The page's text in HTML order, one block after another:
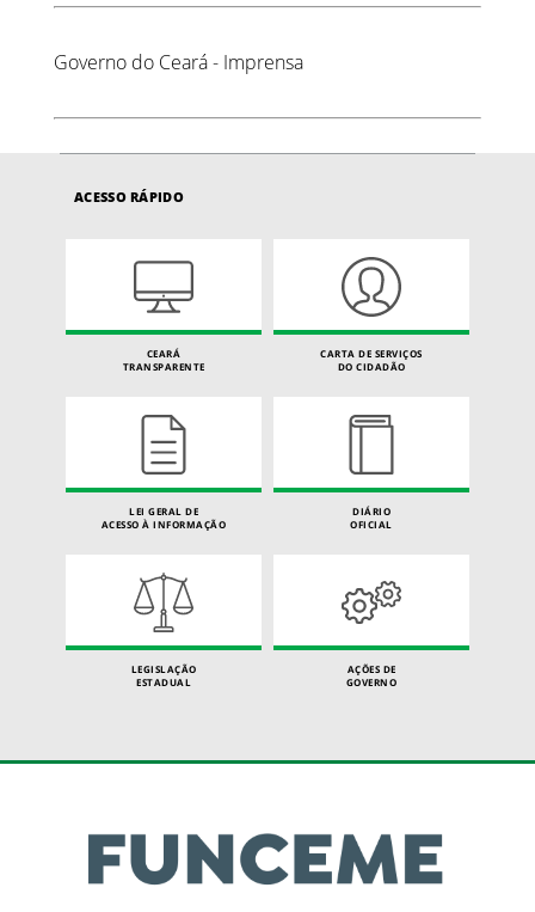
Governo do Ceará - Imprensa
ACESSO RÁPIDO
CEARÁ
TRANSPARENTE
CARTA DE SERVIÇOS
DO CIDADÃO
LEI GERAL DE
ACESSO À INFORMAÇÃO
DIÁRIO
OFICIAL
LEGISLAÇÃO
ESTADUAL
AÇÕES DE
GOVERNO